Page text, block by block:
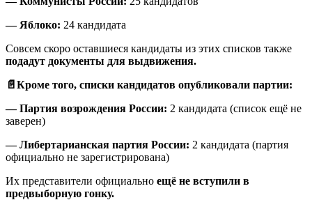
— Яблоко: 24 кандидата
Совсем скоро оставшиеся кандидаты из этих списков также
подадут документы для выдвижения.
📄Кроме того, списки кандидатов опубликовали партии:
— Партия возрождения России: 2 кандидата (список ещё не
заверен)
— Либертарианская партия России: 2 кандидата (партия
официально не зарегистрирована)
Их представители официально ещё не вступили в
предвыборную гонку.